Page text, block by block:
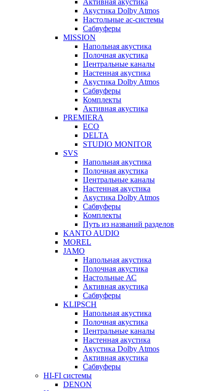
Активная акустика
Акустика Dolby Atmos
Настольные ас-системы
Сабвуферы
MISSION
Напольная акустика
Полочная акустика
Центральные каналы
Настенная акустика
Акустика Dolby Atmos
Сабвуферы
Комплекты
Активная акустика
PREMIERA
ECO
DELTA
STUDIO MONITOR
SVS
Напольная акустика
Полочная акустика
Центральные каналы
Настенная акустика
Акустика Dolby Atmos
Сабвуферы
Комплекты
Путь из названий разделов
KANTO AUDIO
MOREL
JAMO
Напольная акустика
Полочная акустика
Настольные АС
Активная акустика
Сабвуферы
KLIPSCH
Напольная акустика
Полочная акустика
Центральные каналы
Настенная акустика
Акустика Dolby Atmos
Активная акустика
Сабвуферы
HI-FI системы
DENON